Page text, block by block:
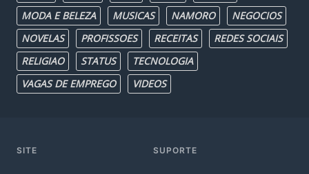
MODA E BELEZA
MUSICAS NAMORO
NEGOCIOS
NOVELAS
PROFISSOES RECEITAS
REDES SOCIAIS
RELIGIAO
STATUS
TECNOLOGIA
VAGAS DE EMPREGO
VIDEOS
SITE SUPORTE